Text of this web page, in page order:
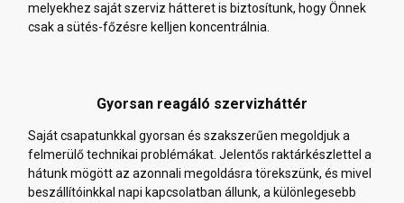
melyekhez saját szerviz hátteret is biztosítunk, hogy Önnek
csak a sütés-főzésre kelljen koncentrálnia.
Gyorsan reagáló szervizháttér
Saját csapatunkkal gyorsan és szakszerűen megoldjuk a
felmerülő technikai problémákat. Jelentős raktárkészlettel a
hátunk mögött az azonnali megoldásra törekszünk, és mivel
beszállítóinkkal napi kapcsolatban állunk, a különlegesebb